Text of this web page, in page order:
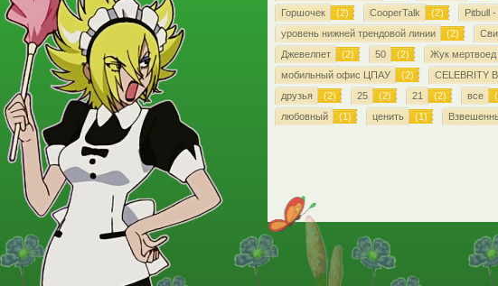
Горшочек
(2) CooperTalk (2) Pitbull
уровень нижней трендовой линии
(2)
Джевелпет
(2) 50 (2) Жук мертвоед
мобильный офис ЦПАУ
(2) CELEBRITY
друзья
(2) 25 (2) 21 (2) все
любовный
(1) ценить (1)